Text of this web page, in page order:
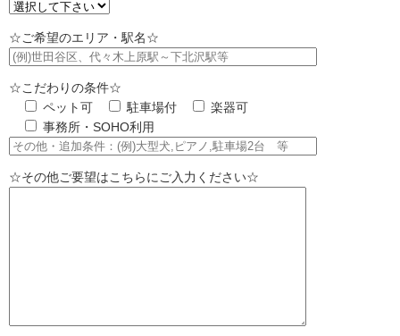
☆ご希望のエリア・駅名☆
☆こだわりの条件☆
ペット可
駐車場付
楽器可
事務所・SOHO利用
☆その他ご要望はこちらにご入力ください☆